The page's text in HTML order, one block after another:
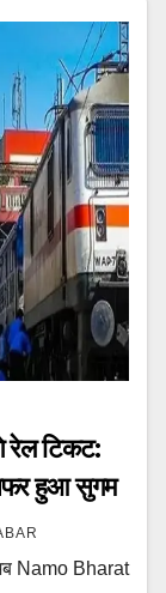
रेल टिकट:
हुआ सुगम
Namo Bharat